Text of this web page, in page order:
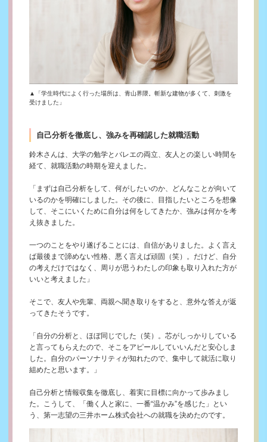
▲「学生時代によく行った場所は、青山界隈。斬新な建物が多くて、刺激を
受けました」
自己分析を徹底し、強みを再確認した就職活動
鈴木さんは、大学の勉学とバレエの両立、友人との楽しい時間を
経て、就職活動の時期を迎えました。
「まずは自己分析をして、何がしたいのか、どんなことが向いて
いるのかを明確にしました。その後に、目指したいところを想像
して、そこにいくために自分は何をしてきたか、強みは何かを考
え抜きました。
一つのことをやり遂げることには、自信がありました。よく言え
ば最後まで諦めない性格、悪く言えば頑固（笑）。だけど、自分
の考えだけではなく、周りが思うわたしの印象も取り入れた方が
いいと考えました」
そこで、友人や先輩、両親へ聞き取りをすると、意外な答えが返
ってきたそうです。
「自分の分析と、ほぼ同じでした（笑）。芯がしっかりしている
と言ってもらえたので、そこをアピールしていいんだと安心しま
した。自分のパーソナリティが知れたので、集中して就活に取り
組めたと思います。」
自己分析と情報収集を徹底し、着実に目標に向かって歩みまし
た。こうして、「働く人と家に、一番“温かみ”を感じた」とい
う、第一志望の三井ホーム株式会社への就職を決めたのです。